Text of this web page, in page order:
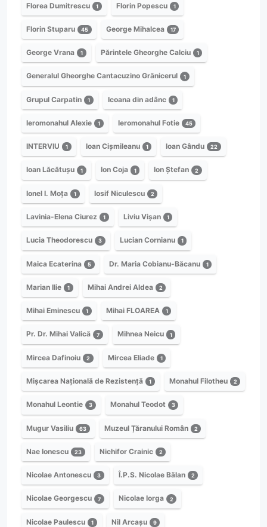
Florea Dumitrescu 1 Florin Popescu 1
Florin Stuparu 45 George Mihalcea 17
George Vrana 1 Părintele Gheorghe Calciu 1
Generalul Gheorghe Cantacuzino Grănicerul 1
Grupul Carpatin 1 Icoana din adânc 1
Ieromonahul Alexie 1 Ieromonahul Fotie 45
INTERVIU 1 Ioan Cișmileanu 1 Ioan Gându 22
Ioan Lăcătușu 1 Ion Coja 1 Ion Ștefan 2
Ionel I. Moța 1 Iosif Niculescu 2
Lavinia-Elena Ciurez 1 Liviu Vișan 1
Lucia Theodorescu 3 Lucian Cornianu 1
Maica Ecaterina 5 Dr. Maria Cobianu-Băcanu 1
Marian Ilie 1 Mihai Andrei Aldea 2
Mihai Eminescu 1 Mihai FLOAREA 1
Pr. Dr. Mihai Valică 7 Mihnea Neicu 1
Mircea Dafinoiu 2 Mircea Eliade 1
Mișcarea Națională de Rezistență 1 Monahul Filotheu 2
Monahul Leontie 3 Monahul Teodot 3
Mugur Vasiliu 63 Muzeul Țăranului Român 2
Nae Ionescu 23 Nichifor Crainic 2
Nicolae Antonescu 3 Î.P.S. Nicolae Bălan 2
Nicolae Georgescu 7 Nicolae Iorga 2
Nicolae Paulescu 1 Nil Arcașu 9